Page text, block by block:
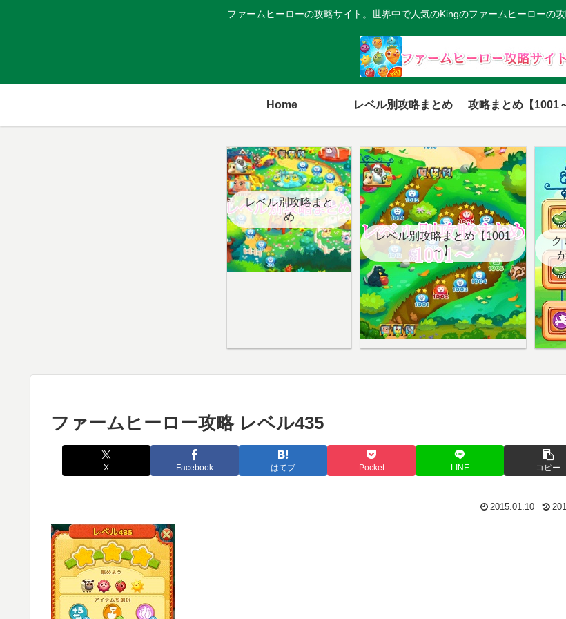
ファームヒーローの攻略サイト。世界中で人気のKingのファームヒーローの
Home レベル別攻略まとめ 攻略まとめ【1001
レベル別攻略まと
め
レベル別攻略まとめ【1001
～】
ク
ファームヒーロー攻略 レベル435
X Facebook はてブ Pocket LINE コピー
2015.01.10